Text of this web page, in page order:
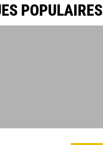
POPULAIRES